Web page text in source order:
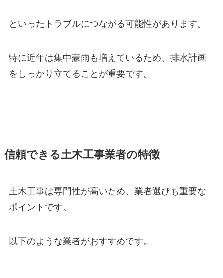
といったトラブルにつながる可能性があります。
特に近年は集中豪雨も増えているため、排水計画
をしっかり立てることが重要です。
信頼できる土木工事業者の特徴
土木工事は専門性が高いため、業者選びも重要な
ポイントです。
以下のような業者がおすすめです。